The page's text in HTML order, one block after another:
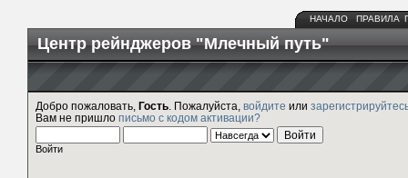
НАЧАЛО ПРАВИЛА
Центр рейнджеров "Млечный путь"
Добро пожаловать, Гость . Пожалуйста, войдите или
Вам не пришло письмо с кодом активации?
Войти